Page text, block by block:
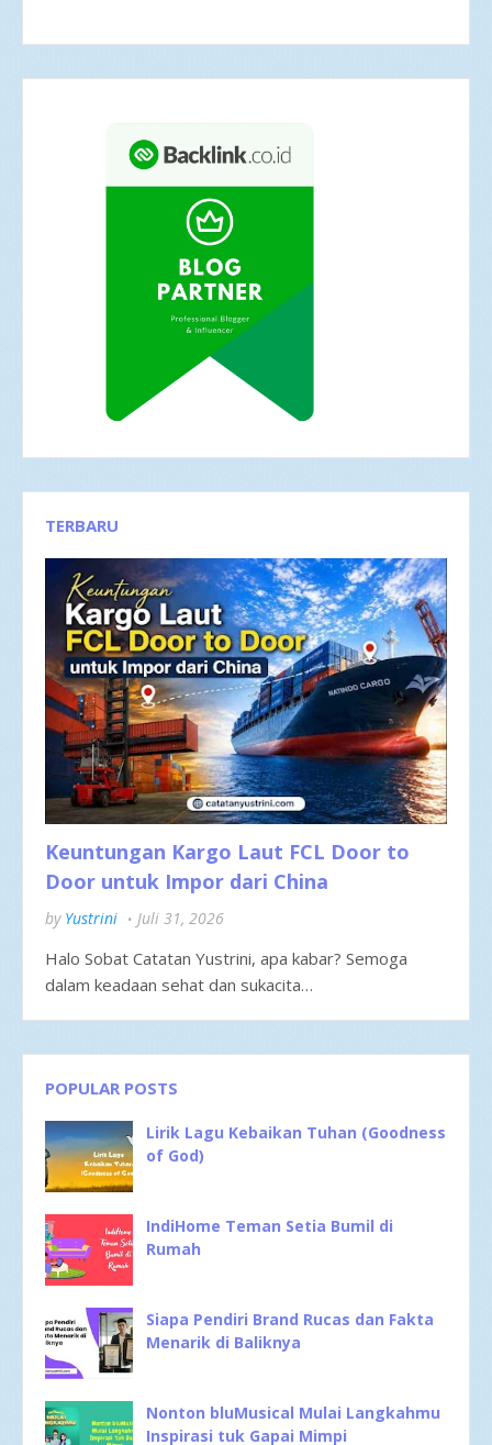
TERBARU
Keuntungan Kargo Laut FCL Door to
Door untuk Impor dari China
by Yustrini Juli 31, 2026
Halo Sobat Catatan Yustrini, apa kabar? Semoga
dalam keadaan sehat dan sukacita…
POPULAR POSTS
Lirik Lagu Kebaikan Tuhan (Goodness
of God)
IndiHome Teman Setia Bumil di
Rumah
Siapa Pendiri Brand Rucas dan Fakta
Menarik di Baliknya
Nonton bluMusical Mulai Langkahmu
Inspirasi tuk Gapai Mimpi